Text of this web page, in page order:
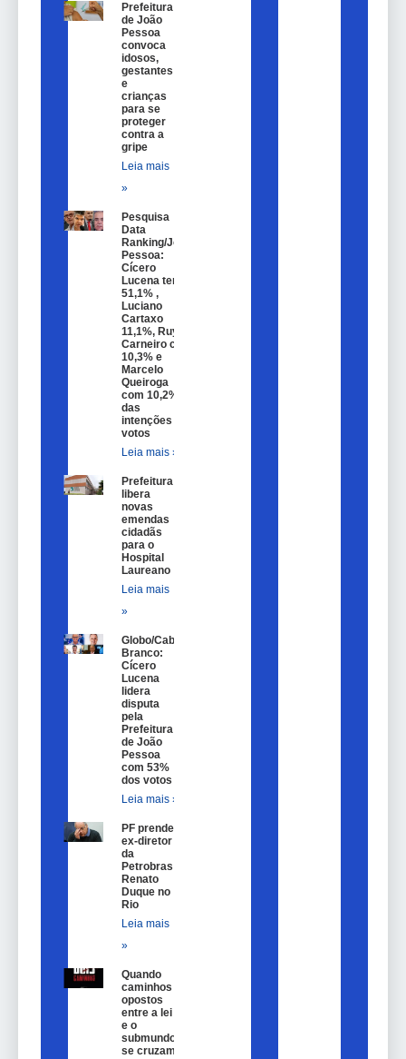
Prefeitura
de João
Pessoa
convoca
idosos,
gestantes
e
crianças
para se
proteger
contra a
gripe
Leia mais
»
Pesquisa
Data
Ranking/João
Pessoa:
Cícero
Lucena tem
51,1% ,
Luciano
Cartaxo
11,1%, Ruy
Carneiro com
10,3% e
Marcelo
Queiroga
com 10,2%
das
intenções de
votos
Leia mais »
Prefeitura
libera
novas
emendas
cidadãs
para o
Hospital
Laureano
Leia mais
»
Globo/Cabo
Branco:
Cícero
Lucena
lidera
disputa
pela
Prefeitura
de João
Pessoa
com 53%
dos votos
Leia mais »
PF prende
ex-diretor
da
Petrobras
Renato
Duque no
Rio
Leia mais
»
Quando
caminhos
opostos
entre a lei
e o
submundo
se cruzam